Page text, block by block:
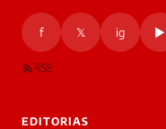
f 𝕏 ig ▶
RSS
EDITORIAS